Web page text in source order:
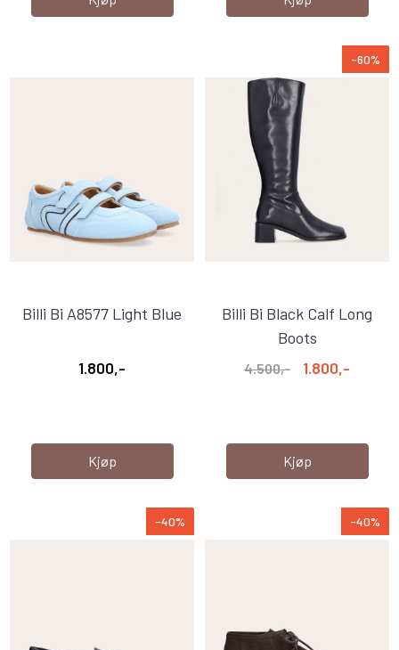
Billi Bi A8577 Light Blue
1.800,-
Kjøp
-60%
Billi Bi Black Calf Long
Boots
4.500,- 1.800,-
Kjøp
-40% -40%